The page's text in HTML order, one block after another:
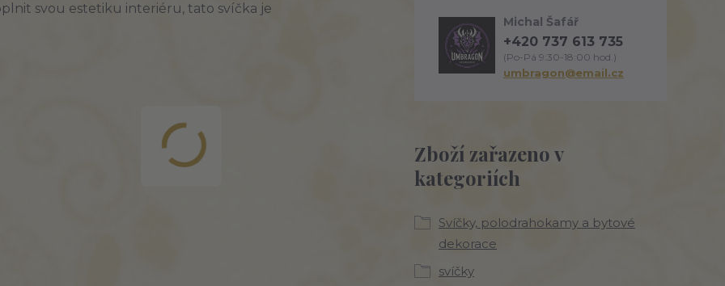
svou estetiku interiéru, tato svíčka je
Zboží zařazeno v
kategoriích
Svíčky, polodrahokamy a bytové
dekorace
svíčky
Michal Šafář
+420 737 613 735
(Po-Pá 9:30-18:00 hod.)
umbragon@email.cz